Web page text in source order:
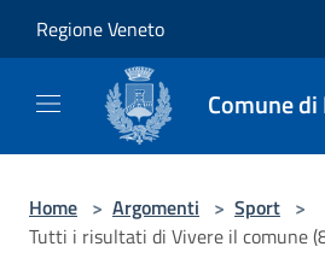
Regione Veneto
Comune
Home > Argomenti > Sport >
Tutti i risultati di Vivere il comune